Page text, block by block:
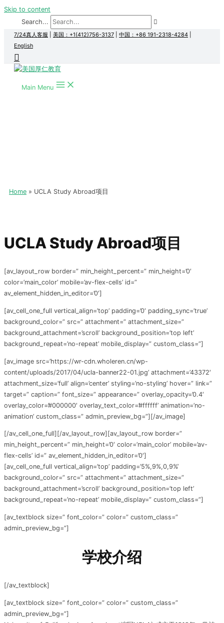
Skip to content
Search...
7/24真人客服 美国：+1(412)756-3137 中国：+86 191-2318-4284
English
Main Menu
Home UCLA Study Abroad项目
UCLA Study Abroad项目
[av_layout_row border=” min_height_percent=” min_height=’0′
color=’main_color’ mobile=’av-flex-cells’ id=”
av_element_hidden_in_editor=’0′]
[av_cell_one_full vertical_align=’top’ padding=’0′ padding_sync=’true’
background_color=” src=” attachment=” attachment_size=”
background_attachment=’scroll’ background_position=’top left’
background_repeat=’no-repeat’ mobile_display=” custom_class=”]
[av_image src=’https://wr-cdn.wholeren.cn/wp-
content/uploads/2017/04/ucla-banner22-01.jpg’ attachment=’43372′
attachment_size=’full’ align=’center’ styling=’no-styling’ hover=” link=”
target=” caption=” font_size=” appearance=” overlay_opacity=’0.4′
overlay_color=’#000000′ overlay_text_color=’#ffffff’ animation=’no-
animation’ custom_class=” admin_preview_bg=”][/av_image]
[/av_cell_one_full][/av_layout_row][av_layout_row border=”
min_height_percent=” min_height=’0′ color=’main_color’ mobile=’av-
flex-cells’ id=” av_element_hidden_in_editor=’0′]
[av_cell_one_full vertical_align=’top’ padding=’5%,9%,0,9%’
background_color=” src=” attachment=” attachment_size=”
background_attachment=’scroll’ background_position=’top left’
background_repeat=’no-repeat’ mobile_display=” custom_class=”]
[av_textblock size=” font_color=” color=” custom_class=”
admin_preview_bg=”]
学校介绍
[/av_textblock]
[av_textblock size=” font_color=” color=” custom_class=”
admin_preview_bg=”]